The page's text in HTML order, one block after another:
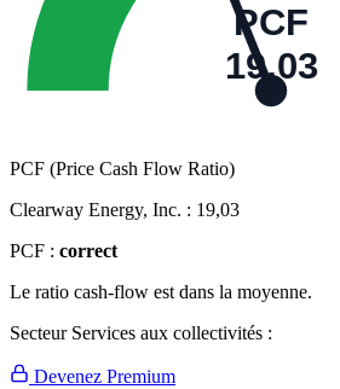
PCF
19,03
PCF (Price Cash Flow Ratio)
Clearway Energy, Inc. : 19,03
PCF : correct
Le ratio cash-flow est dans la moyenne.
Secteur Services aux collectivités :
Devenez Premium